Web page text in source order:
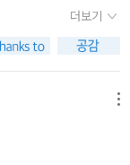
립니다. 하지만, 목
눈답니다. 목욕가
분명 그렇습니다.
기도 한답니다.
를 아이들은 ‘얼굴
는 아빠, 그래서 얼
된다. 아이들은 몬
, 반은 사람인 동물
모두 처음 왔던 시
여름 밤을 더 안전
차례로 휙휙 빠져
다. 몬스터 내니
의 세 남매에게 몬
바야바 같은 털이
들을 그리고 있
섭다기 보다는 어
첨이 되어서 집을
결정적 계기인데
더보기